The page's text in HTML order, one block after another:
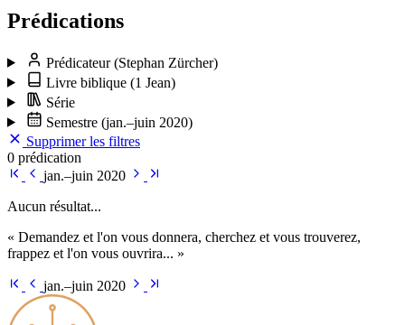
Prédications
Prédicateur(Stephan Zürcher)
Livre biblique (1 Jean)
Série
Semestre (jan.–juin 2020)
Supprimer les filtres
0 prédication
jan.–juin 2020
Aucun résultat...
« Demandez et l'on vous donnera, cherchez et vous trouverez,
frappez et l'on vous ouvrira... »
jan.–juin 2020